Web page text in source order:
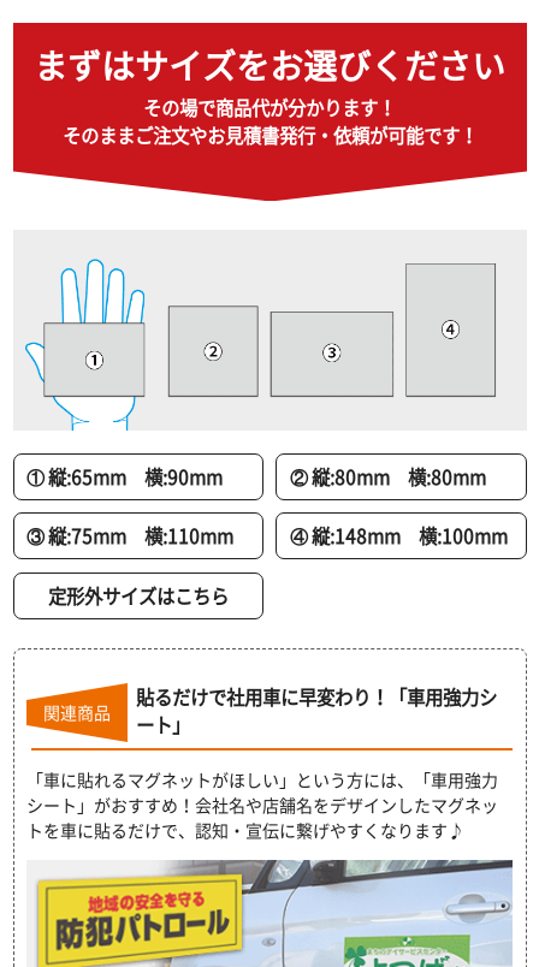
まずはサイズをお選びください
その場で商品代が分かります！
そのままご注文やお見積書発行・依頼が可能です！
① 縦:65mm 横:90mm ② 縦:80mm 横:80mm
③ 縦:75mm 横:110mm ④ 縦:148mm 横:100mm
定形外サイズはこちら
関連商品
貼るだけで社用車に早変わり！「車用強力シ
ート」
「車に貼れるマグネットがほしい」という方には、「車用強力
シート」がおすすめ！会社名や店舗名をデザインしたマグネッ
トを車に貼るだけで、認知・宣伝に繋げやすくなります♪